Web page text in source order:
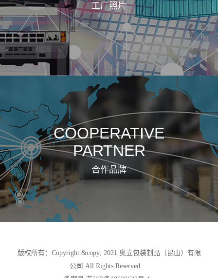
工厂照片
COOPERATIVE
PARTNER
合作品牌
版权所有：Copyright &copy; 2021 奥立包装制品（昆山）有限
公司 All Rights Reserved.